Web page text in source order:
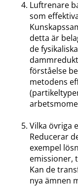
Luftrenare
som
detta är
de
förståelse
metodens
Vilka övriga
Reducerar
exempel
emissioner,
Kan de
nya ämnen